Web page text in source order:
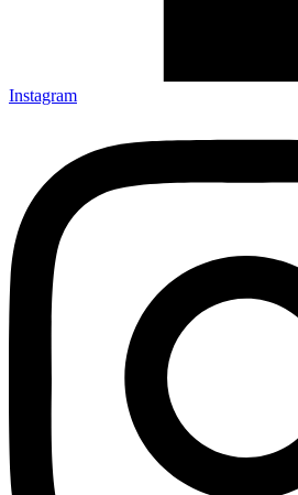
Instagram